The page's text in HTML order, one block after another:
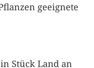
geeignete
Stück Land an